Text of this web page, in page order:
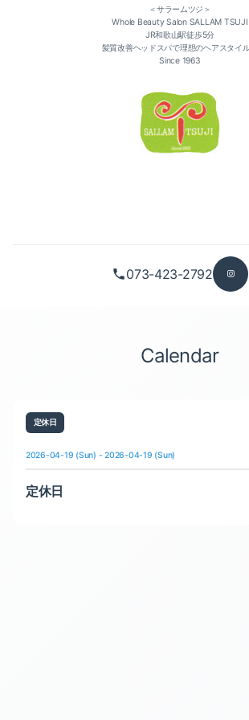
073-423-2792
＜サラームツジ＞
Whole Beauty Salon SALLAM TSUJI
JR和歌山駅徒歩5分
髪質改善ヘッドスパで理想のヘアスタイ
Since 1963
Calendar
定休日
2026-04-19 (Sun) - 2026-04-19 (Sun)
定休日